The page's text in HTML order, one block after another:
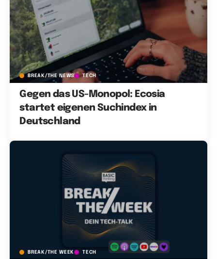
BREAK/THE NEWS TECH
Gegen das US-Monopol: Ecosia
startet eigenen Suchindex in
Deutschland
BREAK/THE WEEK TECH